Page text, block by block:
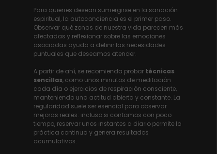
Para quienes desean sumergirse en la sanación
espiritual, la autoconciencia es el primer paso.
Observar qué zonas de nuestra vida parecen más
afectadas y reflexionar sobre las emociones
asociadas ayuda a definir las necesidades
puntuales que deseamos atender.
A partir de ahí, se recomienda probar técnicas
sencillas, como unos minutos de meditación
cada día o ejercicios de respiración consciente,
manteniendo una actitud abierta y constante. La
regularidad suele ser esencial para observar
mejoras reales: incluso si contamos con poco
tiempo, reservar unos instantes a diario permite la
práctica continua y genera resultados
acumulativos.